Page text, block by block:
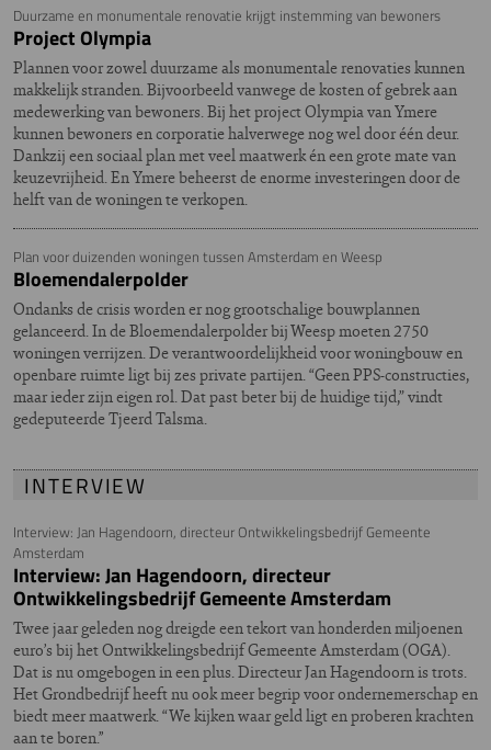
Duurzame en monumentale renovatie krijgt instemming van bewoners
Project Olympia
Plannen voor zowel duurzame als monumentale renovaties kunnen
makkelijk stranden. Bijvoorbeeld vanwege de kosten of gebrek aan
medewerking van bewoners. Bij het project Olympia van Ymere
kunnen bewoners en corporatie halverwege nog wel door één deur.
Dankzij een sociaal plan met veel maatwerk én een grote mate van
keuzevrijheid. En Ymere beheerst de enorme investeringen door de
helft van de woningen te verkopen.
Plan voor duizenden woningen tussen Amsterdam en Weesp
Bloemendalerpolder
Ondanks de crisis worden er nog grootschalige bouwplannen
gelanceerd. In de Bloemendalerpolder bij Weesp moeten 2750
woningen verrijzen. De verantwoordelijkheid voor woningbouw en
openbare ruimte ligt bij zes private partijen. “Geen PPS-constructies,
maar ieder zijn eigen rol. Dat past beter bij de huidige tijd,” vindt
gedeputeerde Tjeerd Talsma.
INTERVIEW
Interview: Jan Hagendoorn, directeur Ontwikkelingsbedrijf Gemeente
Amsterdam
Interview: Jan Hagendoorn, directeur
Ontwikkelingsbedrijf Gemeente Amsterdam
Twee jaar geleden nog dreigde een tekort van honderden miljoenen
euro’s bij het Ontwikkelingsbedrijf Gemeente Amsterdam (OGA).
Dat is nu omgebogen in een plus. Directeur Jan Hagendoorn is trots.
Het Grondbedrijf heeft nu ook meer begrip voor ondernemerschap en
biedt meer maatwerk. “We kijken waar geld ligt en proberen krachten
aan te boren.’’